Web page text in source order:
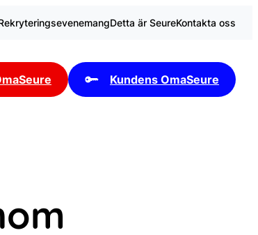
Detta är SeureKontakta oss
Kundens OmaSeure